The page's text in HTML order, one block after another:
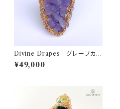
Divine Drapes｜グレープカル
セドニー ペンダント（K14ゴール
ドフィルド）｜AQUARYLIS
¥49,000